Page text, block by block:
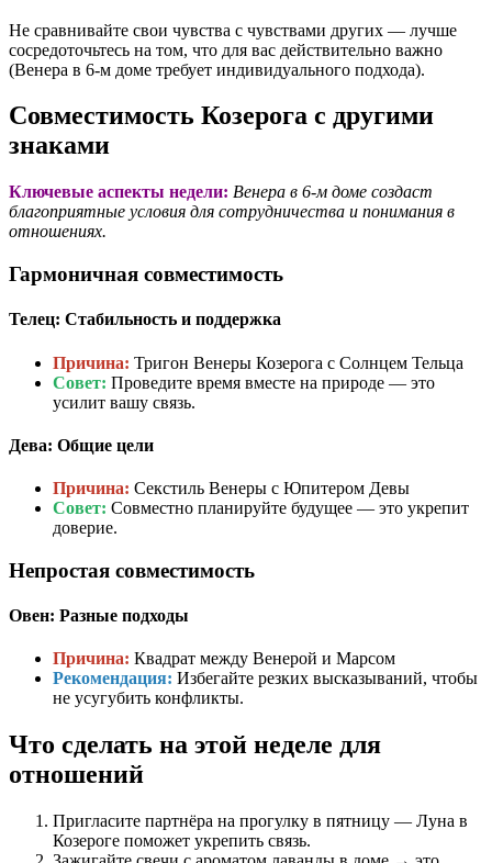
Не сравнивайте свои чувства с чувствами других — лучше
сосредоточьтесь на том, что для вас действительно важно
(Венера в 6-м доме требует индивидуального подхода).
Совместимость Козерога с другими
знаками
Ключевые аспекты недели: Венера в 6-м доме создаст
благоприятные условия для сотрудничества и понимания в
отношениях.
Гармоничная совместимость
Телец: Стабильность и поддержка
Причина: Тригон Венеры Козерога с Солнцем Тельца
Совет: Проведите время вместе на природе — это
усилит вашу связь.
Дева: Общие цели
Причина: Секстиль Венеры с Юпитером Девы
Совет: Совместно планируйте будущее — это укрепит
доверие.
Непростая совместимость
Овен: Разные подходы
Причина: Квадрат между Венерой и Марсом
Рекомендация: Избегайте резких высказываний, чтобы
не усугубить конфликты.
Что сделать на этой неделе для
отношений
Пригласите партнёра на прогулку в пятницу — Луна в
Козероге поможет укрепить связь.